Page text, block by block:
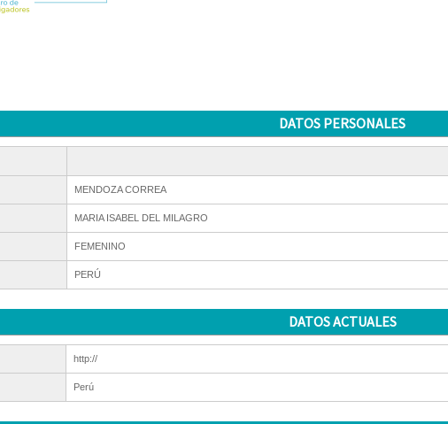
DATOS PERSONALES
MENDOZA CORREA
MARIA ISABEL DEL MILAGRO
FEMENINO
PERÚ
DATOS ACTUALES
http://
Perú